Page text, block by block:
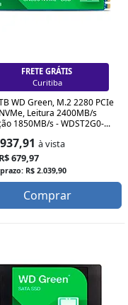
FRETE GRÁTIS
Curitiba
WD Green, M.2 2280 PCIe
Leitura 2400MB/s
1850MB/s - WDST2G0-...
à vista
679,97
R$ 2.039,90
Comprar